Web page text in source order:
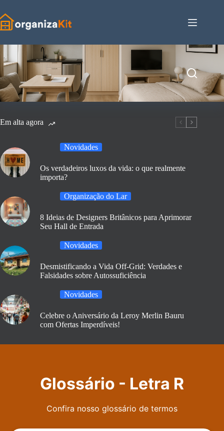
para
o
conteúdo
Em alta agora
Novidades
Os verdadeiros luxos da vida: o que realmente
importa?
Organização do Lar
8 Ideias de Designers Britânicos para Aprimorar
Seu Hall de Entrada
Novidades
Desmistificando a Vida Off-Grid: Verdades e
Falsidades sobre Autossuficiência
Novidades
Celebre o Aniversário da Leroy Merlin Bauru
com Ofertas Imperdíveis!
Glossário - Letra R
Confira nosso glossário de termos